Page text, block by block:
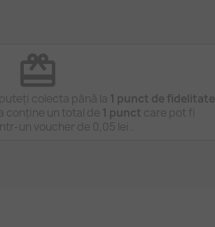
redeem
colecta până la 1 punct de fidelitate
conține un total de 1 punct care pot fi
un voucher de 0,05 lei